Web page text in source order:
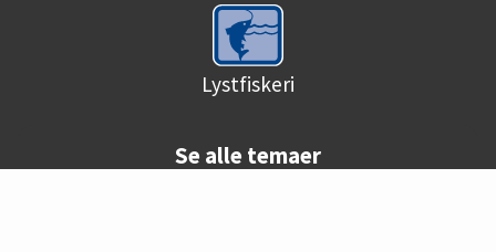
Lystfiskeri
Se alle temaer